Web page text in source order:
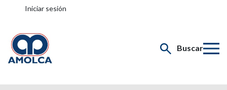
Iniciar sesión
Buscar